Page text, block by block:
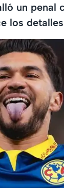
un penal
los